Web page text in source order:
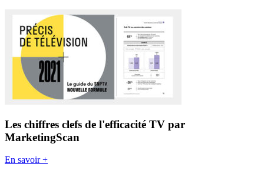
Les chiffres clefs de l'efficacité TV par
MarketingScan
En savoir +